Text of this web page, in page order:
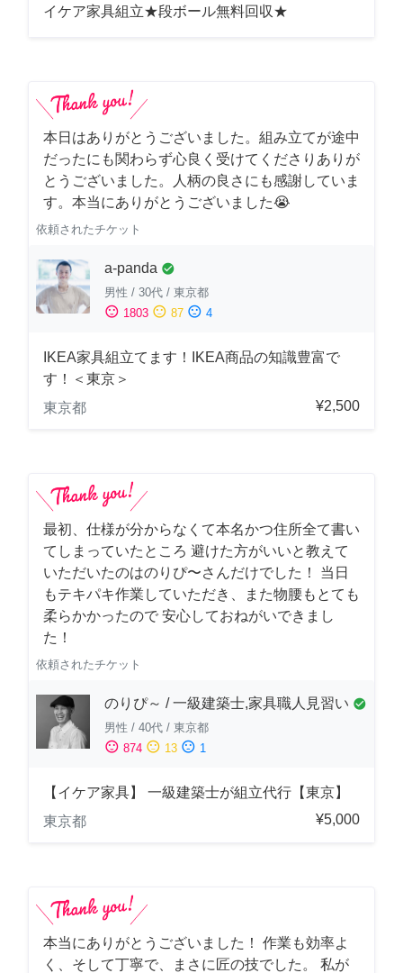
イケア家具組立★段ボール無料回収★
本日はありがとうございました。組み立てが途中
だったにも関わらず心良く受けてくださりありが
とうございました。人柄の良さにも感謝していま
す。本当にありがとうございました😭
依頼されたチケット
a-panda check_circle
男性 / 30代 / 東京都
sentiment_satisfied 1803 sentiment_neutral 87 sentiment_dissatisfied 4
IKEA家具組立てます！IKEA商品の知識豊富で
す！＜東京＞
東京都
¥2,500
最初、仕様が分からなくて本名かつ住所全て書い
てしまっていたところ 避けた方がいいと教えて
いただいたのはのりぴ〜さんだけでした！ 当日
もテキパキ作業していただき、また物腰もとても
柔らかかったので 安心しておねがいできまし
た！
依頼されたチケット
のりぴ～ / 一級建築士,家具職人見習い check_circle
男性 / 40代 / 東京都
sentiment_satisfied 874 sentiment_neutral 13 sentiment_dissatisfied 1
【イケア家具】 一級建築士が組立代行【東京】
東京都
¥5,000
本当にありがとうございました！ 作業も効率よ
く、そして丁寧で、まさに匠の技でした。 私が